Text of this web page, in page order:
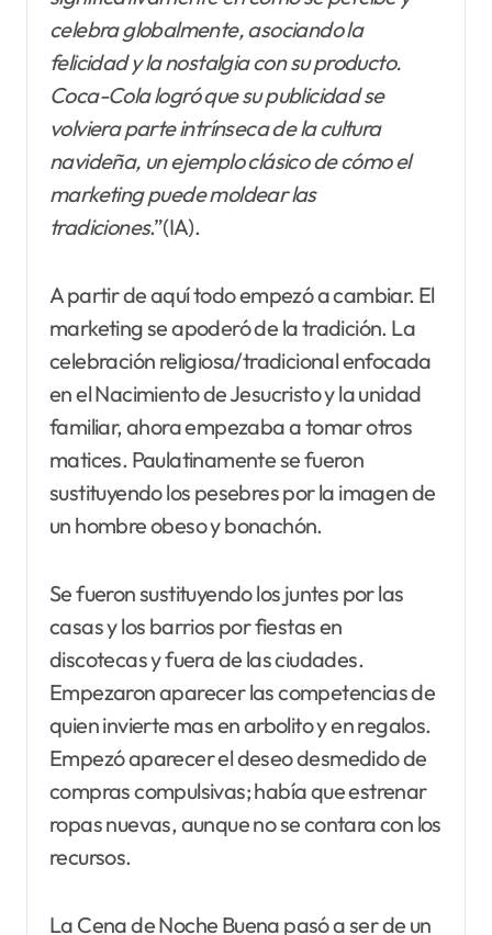
celebra globalmente, asociando la
felicidad y la nostalgia con su producto.
Coca-Cola logró que su publicidad se
volviera parte intrínseca de la cultura
navideña, un ejemplo clásico de cómo el
marketing puede moldear las
tradiciones.”(IA).
A partir de aquí todo empezó a cambiar. El
marketing se apoderó de la tradición. La
celebración religiosa/tradicional enfocada
en el Nacimiento de Jesucristo y la unidad
familiar, ahora empezaba a tomar otros
matices. Paulatinamente se fueron
sustituyendo los pesebres por la imagen de
un hombre obeso y bonachón.
Se fueron sustituyendo los juntes por las
casas y los barrios por fiestas en
discotecas y fuera de las ciudades.
Empezaron aparecer las competencias de
quien invierte mas en arbolito y en regalos.
Empezó aparecer el deseo desmedido de
compras compulsivas; había que estrenar
ropas nuevas, aunque no se contara con los
recursos.
La Cena de Noche Buena pasó a ser de un